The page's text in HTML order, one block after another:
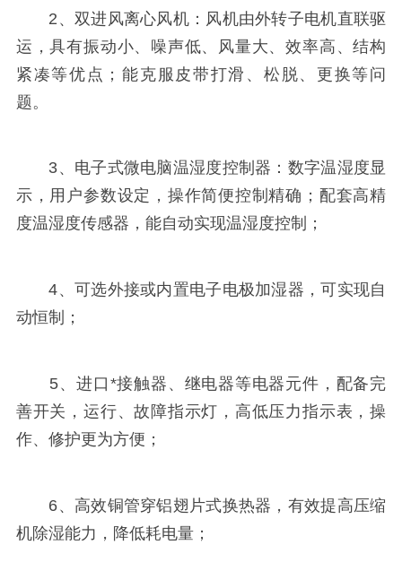
2、双进风离心风机：风机由外转子电机直联驱
运，具有振动小、噪声低、风量大、效率高、结构
紧凑等优点；能克服皮带打滑、松脱、更换等问
题。
3、电子式微电脑温湿度控制器：数字温湿度显
示，用户参数设定，操作简便控制精确；配套高精
度温湿度传感器，能自动实现温湿度控制；
4、可选外接或内置电子电极加湿器，可实现自
动恒制；
5、进口*接触器、继电器等电器元件，配备完
善开关，运行、故障指示灯，高低压力指示表，操
作、修护更为方便；
6、高效铜管穿铝翅片式换热器，有效提高压缩
机除湿能力，降低耗电量；